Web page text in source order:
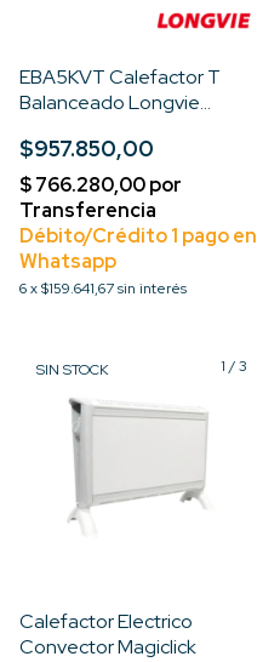
EBA5KVT Calefactor T
Balanceado Longvie
Color Grafito
$957.850,00
6x$159.641,67sin interés
1 /3
SIN STOCK
Calefactor Electrico
Convector Magiclick